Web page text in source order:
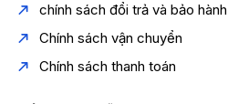
chính sách đổi trả và bảo hành
Chính sách vận chuyển
Chính sách thanh toán